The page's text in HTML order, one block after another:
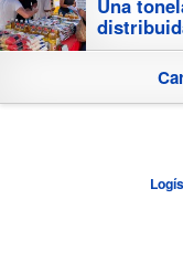
Una